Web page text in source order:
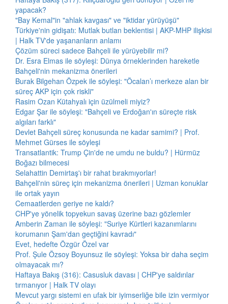
yapacak?
"Bay Kemal"in "ahlak kavgası" ve "iktidar yürüyüşü"
Türkiye'nin gidişatı: Mutlak butlan beklentisi | AKP-MHP ilişkisi
| Halk TV'de yaşananların anlamı
Çözüm süreci sadece Bahçeli ile yürüyebilir mi?
Dr. Esra Elmas ile söyleşi: Dünya örneklerinden hareketle
Bahçeli'nin mekanizma önerileri
Burak Bilgehan Özpek ile söyleşi: "Öcalan’ı merkeze alan bir
süreç AKP için çok riskli"
Rasim Ozan Kütahyalı için üzülmeli miyiz?
Edgar Şar ile söyleşi: "Bahçeli ve Erdoğan'ın süreçte risk
algıları farklı"
Devlet Bahçeli süreç konusunda ne kadar samimi? | Prof.
Mehmet Gürses ile söyleşi
Transatlantik: Trump Çin'de ne umdu ne buldu? | Hürmüz
Boğazı bilmecesi
Selahattin Demirtaş'ı bir rahat bırakmıyorlar!
Bahçeli'nin süreç için mekanizma önerileri | Uzman konuklar
ile ortak yayın
Cemaatlerden geriye ne kaldı?
CHP'ye yönelik topyekun savaş üzerine bazı gözlemler
Amberin Zaman ile söyleşi: "Suriye Kürtleri kazanımlarını
korumanın Şam'dan geçtiğini kavradı"
Evet, hedefte Özgür Özel var
Prof. Şule Özsoy Boyunsuz ile söyleşi: Yoksa bir daha seçim
olmayacak mı?
Haftaya Bakış (316): Casusluk davası | CHP'ye saldırılar
tırmanıyor | Halk TV olayı
Mevcut yargı sistemi en ufak bir iyimserliğe bile izin vermiyor